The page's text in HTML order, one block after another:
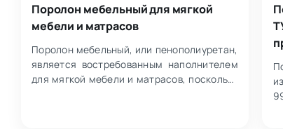
Поролон мебельный для мягкой
мебели и матрасов
Поролон мебельный, или пенополиуретан,
является востребованным наполнителем
для мягкой мебели и матрасов, поскольку